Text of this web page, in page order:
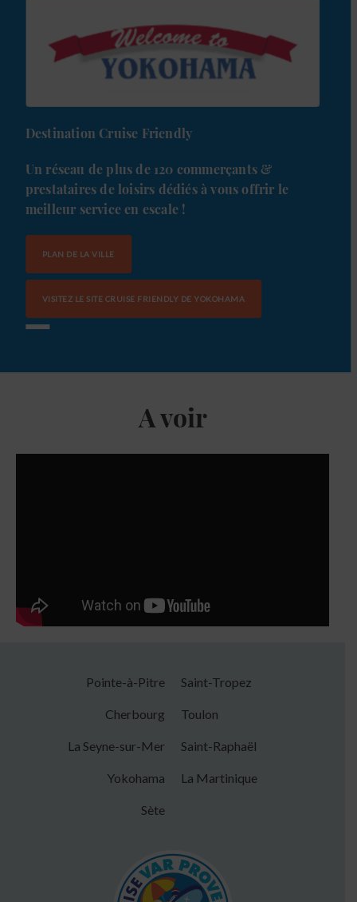
Destination Cruise Friendly
Un réseau de plus de 120 commerçants &
prestataires de loisirs dédiés à vous offrir le
meilleur service en escale !
PLAN DE LA VILLE
VISITEZ LE SITE CRUISE FRIENDLY DE YOKOHAMA
A voir
Pointe-à-Pitre Saint-Tropez
Cherbourg Toulon
La Seyne-sur-Mer Saint-Raphaël
Yokohama La Martinique
Sète